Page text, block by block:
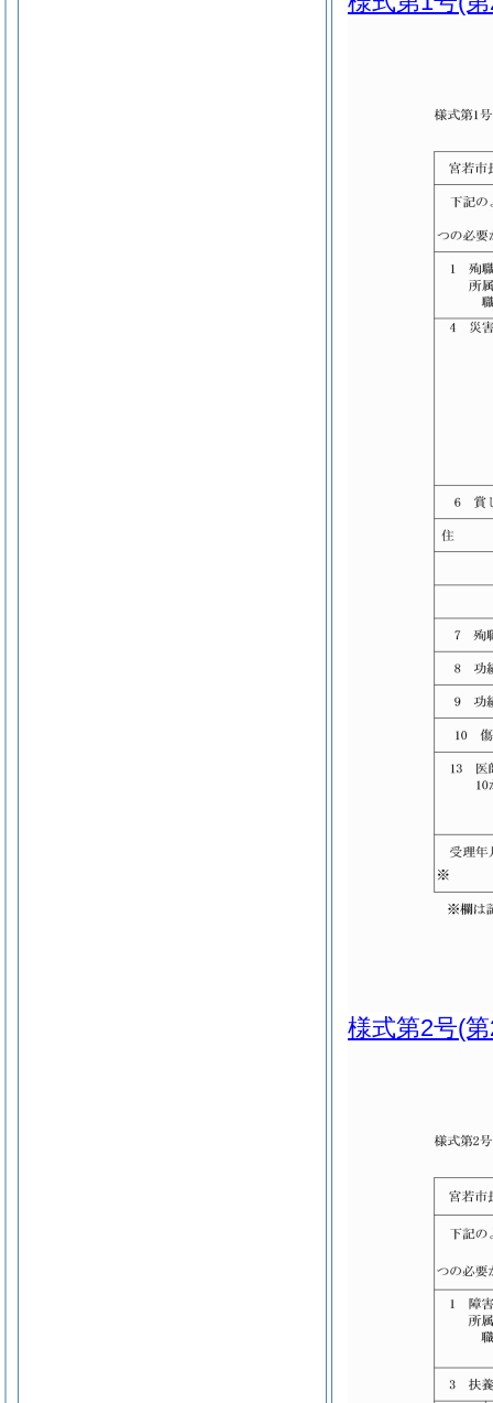
様式第2号(